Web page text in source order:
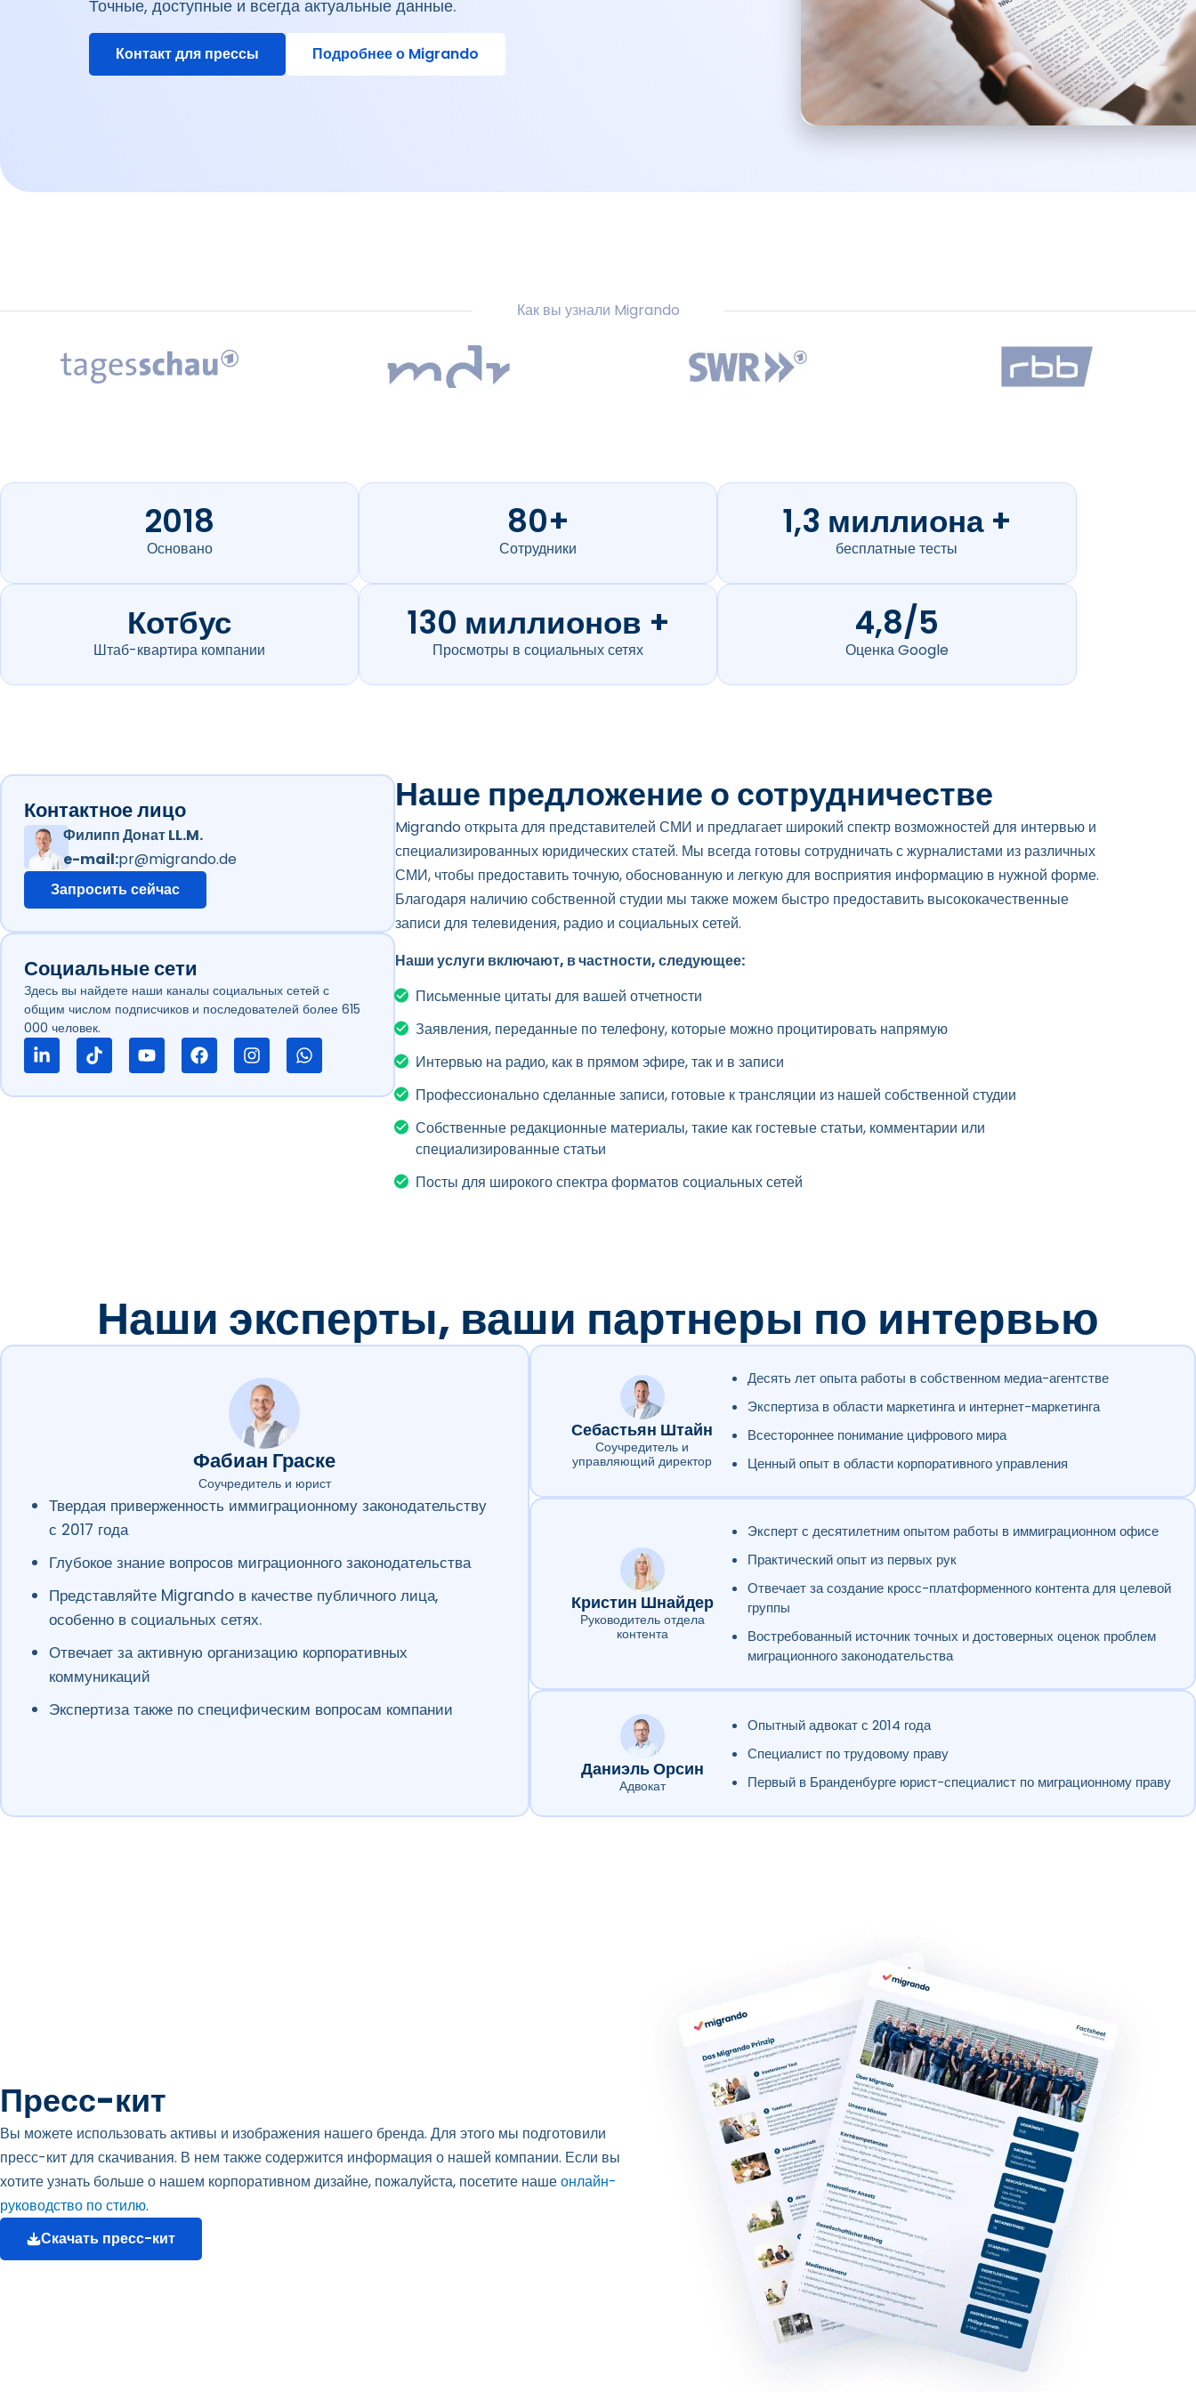
Точные, доступные и всегда актуальные данные.
Контакт для прессы Подробнее о Migrando
Как вы узнали Migrando
2018
Основано
80+
Сотрудники
1,3 миллиона +
бесплатные тесты
Котбус
Штаб-квартира компании
130 миллионов +
Просмотры в социальных сетях
4,8/5
Оценка Google
Контактное лицо
Филипп Донат LL.M.
e-mail:pr@migrando.de
Запросить сейчас
Социальные сети
Здесь вы найдете наши каналы социальных сетей с
общим числом подписчиков и последователей более 615
000 человек.
С
с
ы
л
T
i
k
t
Y
o
u
t
F
a
c
e
I
n
s
t
W
h
a
t
Наше предложение о сотрудничестве
Migrando открыта для представителей СМИ и предлагает широкий спектр возможностей для интервью и
специализированных юридических статей. Мы всегда готовы сотрудничать с журналистами из различных
СМИ, чтобы предоставить точную, обоснованную и легкую для восприятия информацию в нужной форме.
Благодаря наличию собственной студии мы также можем быстро предоставить высококачественные
записи для телевидения, радио и социальных сетей.
Наши услуги включают, в частности, следующее:
Письменные цитаты для вашей отчетности
Заявления, переданные по телефону, которые можно процитировать напрямую
Интервью на радио, как в прямом эфире, так и в записи
Профессионально сделанные записи, готовые к трансляции из нашей собственной студии
Собственные редакционные материалы, такие как гостевые статьи, комментарии или
специализированные статьи
Посты для широкого спектра форматов социальных сетей
Наши эксперты, ваши партнеры по интервью
Фабиан Граске
Соучредитель и юрист
Твердая приверженность иммиграционному законодательству
с 2017 года
Глубокое знание вопросов миграционного законодательства
Представляйте Migrando в качестве публичного лица,
особенно в социальных сетях.
Отвечает за активную организацию корпоративных
коммуникаций
Экспертиза также по специфическим вопросам компании
Себастьян Штайн
Соучредитель и
управляющий директор
Десять лет опыта работы в собственном медиа-агентстве
Экспертиза в области маркетинга и интернет-маркетинга
Всестороннее понимание цифрового мира
Ценный опыт в области корпоративного управления
Кристин Шнайдер
Руководитель отдела
контента
Эксперт с десятилетним опытом работы в иммиграционном офисе
Практический опыт из первых рук
Отвечает за создание кросс-платформенного контента для целевой
группы
Востребованный источник точных и достоверных оценок проблем
миграционного законодательства
Даниэль Орсин
Адвокат
Опытный адвокат с 2014 года
Специалист по трудовому праву
Первый в Бранденбурге юрист-специалист по миграционному праву
Пресс-кит
Вы можете использовать активы и изображения нашего бренда. Для этого мы подготовили
пресс-кит для скачивания. В нем также содержится информация о нашей компании. Если вы
хотите узнать больше о нашем корпоративном дизайне, пожалуйста, посетите нашеонлайн-
руководство по стилю.
Скачать пресс-кит